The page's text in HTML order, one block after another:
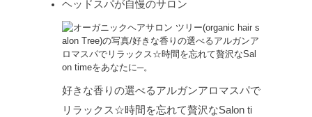
ヘッドスパが自慢のサロン
好きな香りの選べるアルガンアロマスパで
リラックス☆時間を忘れて贅沢なSalon ti